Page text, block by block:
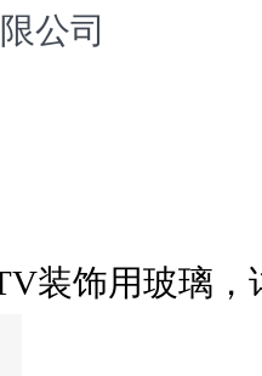
公司
装饰用玻璃，